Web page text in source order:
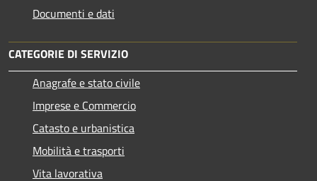
Documenti e dati
CATEGORIE DI SERVIZIO
Anagrafe e stato civile
Imprese e Commercio
Catasto e urbanistica
Mobilità e trasporti
Vita lavorativa